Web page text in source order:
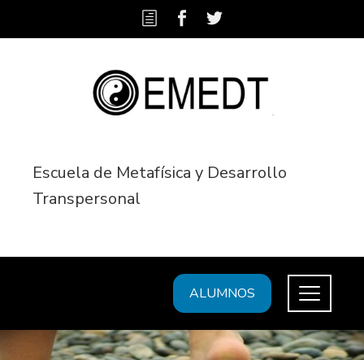
Escuela de Metafísica y Desarrollo
Transpersonal
ALUMNOS